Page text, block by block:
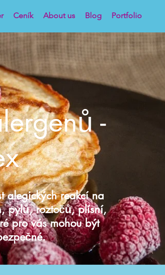
Ceník About us Blog Portfolio
-
alegických reakcí na
pylů, roztočů, plísní,
pro vás mohou být